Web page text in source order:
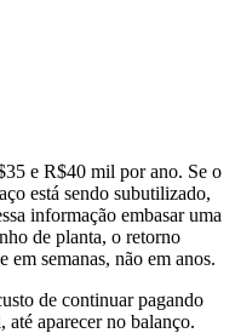
e R$40 mil por ano. Se o
está sendo subutilizado,
informação embasar uma
de planta, o retorno
em semanas, não em anos.
de continuar pagando
aparecer no balanço.